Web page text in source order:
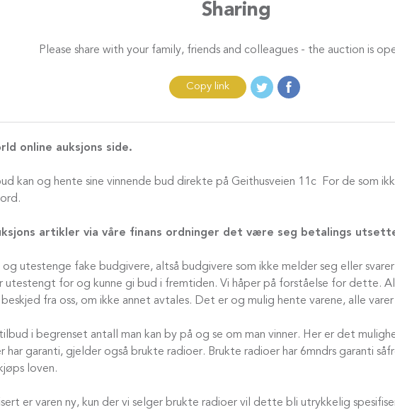
Sharing
Please share with your family, friends and colleagues - the auction is
Copy link
online auksjons side.
kan og hente sine vinnende bud direkte på Geithusveien 11c For de som
artikler via våre finans ordninger det være seg betalings
utestenge fake budgivere, altså budgivere som ikke melder seg eller
utestengt for og kunne gi bud i fremtiden. Vi håper på forståelse for dette.
fra oss, om ikke annet avtales. Det er og mulig hente varene, alle
i begrenset antall man kan by på og se om man vinner. Her er det
har garanti, gjelder også brukte radioer. Brukte radioer har 6mndrs garanti
loven.
er varen ny, kun der vi selger brukte radioer vil dette bli utrykkelig